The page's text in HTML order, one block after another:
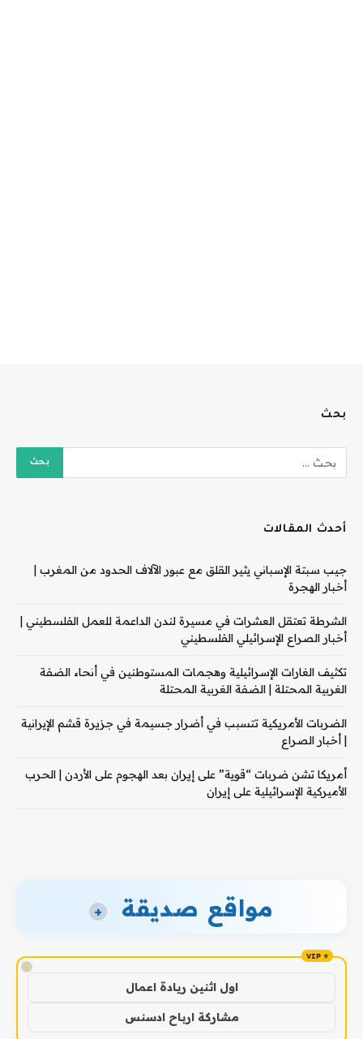
بحث
أحدث المقالات
جيب سبتة الإسباني يثير القلق مع عبور الآلاف الحدود من المغرب |
أخبار الهجرة
الشرطة تعتقل العشرات في مسيرة لندن الداعمة للعمل الفلسطيني |
أخبار الصراع الإسرائيلي الفلسطيني
تكثيف الغارات الإسرائيلية وهجمات المستوطنين في أنحاء الضفة
الغربية المحتلة | الضفة الغربية المحتلة
الضربات الأمريكية تتسبب في أضرار جسيمة في جزيرة قشم الإيرانية
| أخبار الصراع
أمريكا تشن ضربات “قوية” على إيران بعد الهجوم على الأردن | الحرب
الأميركية الإسرائيلية على إيران
مواقع صديقة +
!
اول اثنين ريادة اعمال
مشاركة ارباح ادسنس